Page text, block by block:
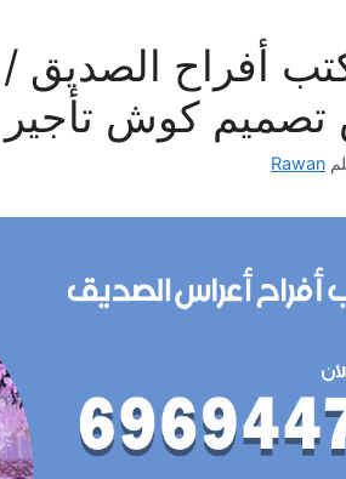
تصميم كوش
Rawan